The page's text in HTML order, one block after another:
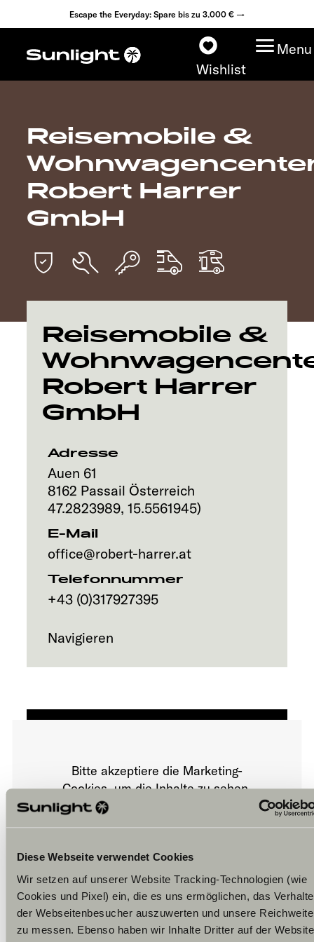
Diese Webseite verwendet Cookies
Wir setzen auf unserer Website Tracking-Technologien (wie
Cookies und Pixel) ein, die es uns ermöglichen, das
der Webseitenbesucher auszuwerten und unsere Reichweite
zu messen. Ebenso haben wir Inhalte Dritter auf der Website
Escape the Everyday: Spare bis zu 3.000 € →
Wishlist
Menu
Modelle
Konfigurator
Fahrzeugfinder
Fahrzeugbörse
Explore
Service
Reisemobile &
Robert Harrer
GmbH
Reisemobile &
Robert Harrer
GmbH
Adresse
Auen 61
8162 Passail Österreich
47.2823989, 15.5561945)
E-Mail
office@robert-harrer.at
Telefonnummer
+43 (0)317927395
Navigieren
Bitte akzeptiere die Marketing-
Cookies, um die Inhalte zu sehen.